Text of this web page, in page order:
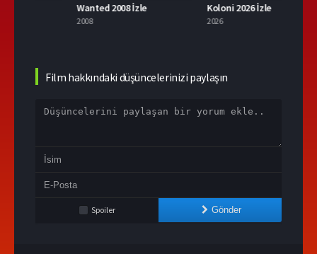
Wanted 2008 İzle Koloni 2026 İzle
Film hakkındaki düşüncelerinizi paylaşın
Spoiler Gönder